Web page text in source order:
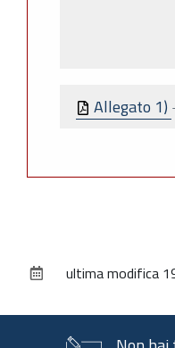
Allegato 1)
documentoultima modifica